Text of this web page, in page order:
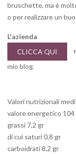
bruschette, ma è
o per realizzare un
L'azienda
CLICCA QUI
mio blog.
Valori nutrizionali
valore energetico 104
grassi 7,2 gr
di cui saturi 0,8 gr
carboidrati 8,2 gr